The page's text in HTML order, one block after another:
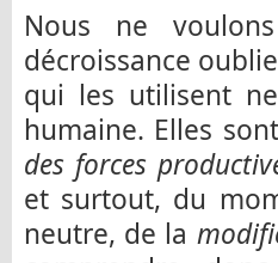
Nous ne
décroissance
qui les utilisent
humaine. Elles
des forces
et surtout, du
neutre, de la